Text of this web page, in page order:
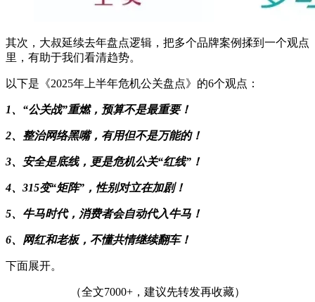
其次，大叔延续去年盘点逻辑，把多个品牌案例揉到一个观点
里，有助于我们看清趋势。
以下是《2025年上半年危机公关盘点》的6个观点：
1、“公关战”重燃，预算不是最重要！
2、整治网络黑嘴，有用但不是万能的！
3、安全是底线，更是危机公关“红线”！
4、315变“矩阵”，性别对立在加剧！
5、牛马时代，消费者会自动代入牛马！
6、网红和老板，不懂共情继续翻车！
下面展开。
（全文7000+，建议先转发再收藏）